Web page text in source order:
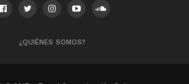
¿QUIÉNES SOMOS?